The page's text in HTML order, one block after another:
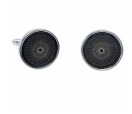
Reduceri
Cele mai noi
Cele mai vandute
Cele mai votate